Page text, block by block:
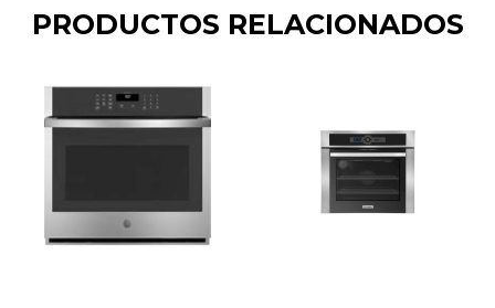
PRODUCTOS RELACIONADOS